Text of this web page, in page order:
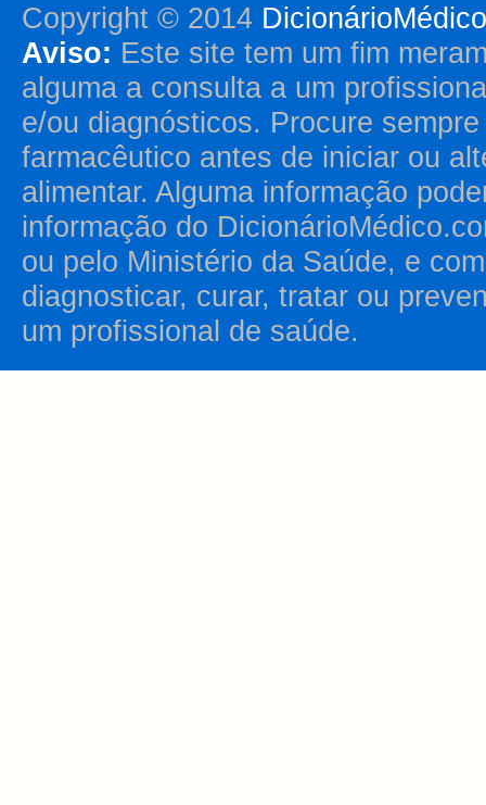
Copyright © 2014
Aviso: Este site tem um fim
alguma a consulta a um
e/ou diagnósticos. Procure
farmacêutico antes de iniciar ou
alimentar. Alguma informação
informação do
ou pelo Ministério da Saúde, e
diagnosticar, curar, tratar ou
um profissional de saúde.